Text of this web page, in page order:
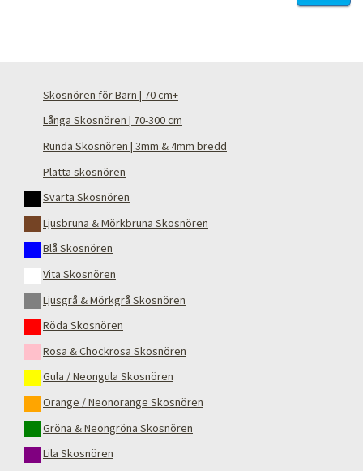
Skosnören för Barn | 70 cm+
Långa Skosnören | 70-300 cm
Runda Skosnören | 3mm & 4mm bredd
Platta skosnören
Svarta Skosnören
Ljusbruna & Mörkbruna Skosnören
Blå Skosnören
Vita Skosnören
Ljusgrå & Mörkgrå Skosnören
Röda Skosnören
Rosa & Chockrosa Skosnören
Gula / Neongula Skosnören
Orange / Neonorange Skosnören
Gröna & Neongröna Skosnören
Lila Skosnören